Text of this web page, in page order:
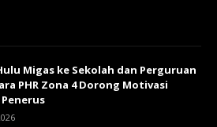
Migas ke Sekolah dan Perguruan
PHR Zona 4 Dorong Motivasi